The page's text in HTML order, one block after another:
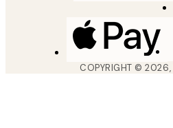
COPYRIGHT ©2026,